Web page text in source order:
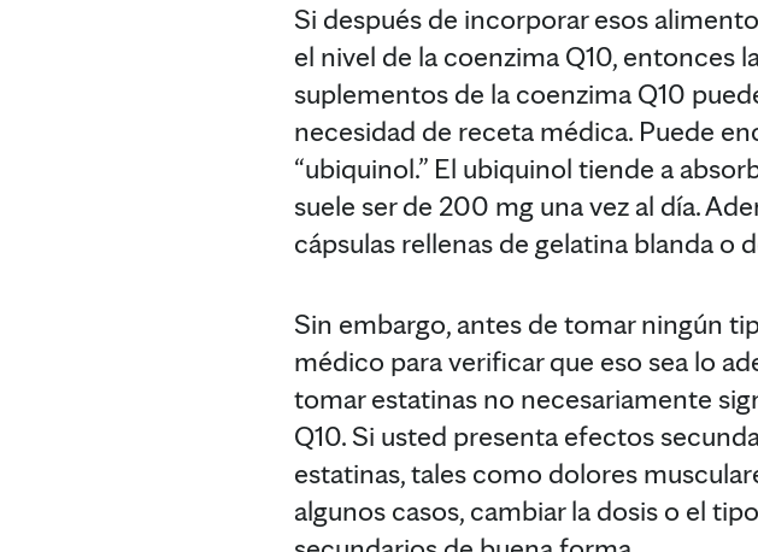
Si después de incorporar esos
el nivel de la coenzima Q10, entonces
suplementos de la coenzima Q10
necesidad de receta médica. Puede
“ubiquinol.” El ubiquinol tiende a
suele ser de 200 mg una vez al día.
cápsulas rellenas de gelatina blanda o
Sin embargo, antes de tomar ningún
médico para verificar que eso sea lo
tomar estatinas no necesariamente
Q10. Si usted presenta efectos
estatinas, tales como dolores
algunos casos, cambiar la dosis o el